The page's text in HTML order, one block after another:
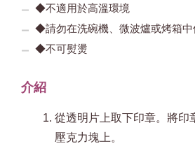
◆不適用於高溫環境
◆請勿在洗碗機、微波爐或烤箱中
◆不可熨燙
介紹
從透明片上取下印章。將印
壓克力塊上。